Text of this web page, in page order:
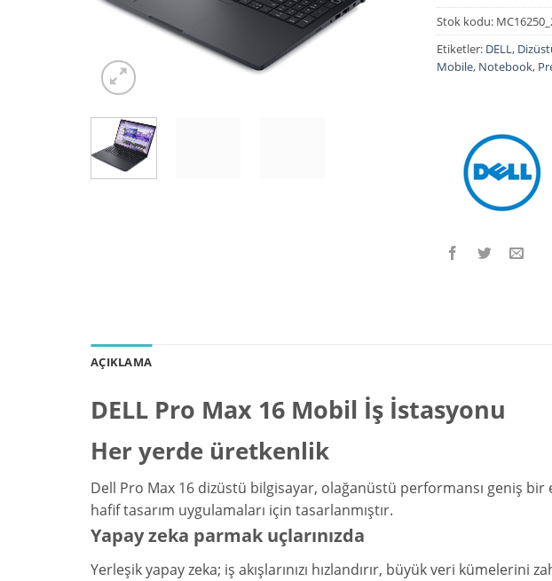
Stok kodu:
Etiketler: DELL,
Mobile, Notebook,
AÇIKLAMA
DELL Pro Max 16 Mobil İş İstasyonu
Her yerde üretkenlik
Dell Pro Max 16 dizüstü bilgisayar, olağanüstü performansı geniş
hafif tasarım uygulamaları için tasarlanmıştır.
Yapay zeka parmak uçlarınızda
Yerleşik yapay zeka; iş akışlarınızı hızlandırır, büyük veri